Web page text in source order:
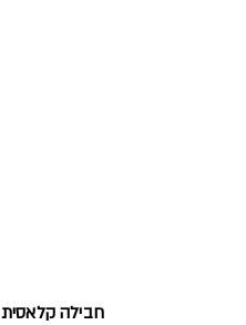
חבילה קלאסית